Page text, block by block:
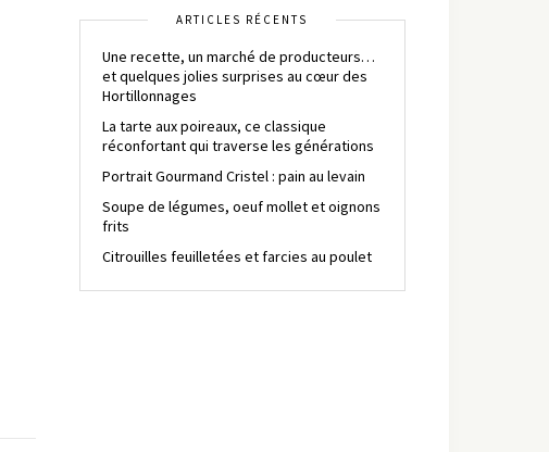
ARTICLES RÉCENTS
Une recette, un marché de producteurs…
et quelques jolies surprises au cœur des
Hortillonnages
La tarte aux poireaux, ce classique
réconfortant qui traverse les générations
Portrait Gourmand Cristel : pain au levain
Soupe de légumes, oeuf mollet et oignons
frits
Citrouilles feuilletées et farcies au poulet